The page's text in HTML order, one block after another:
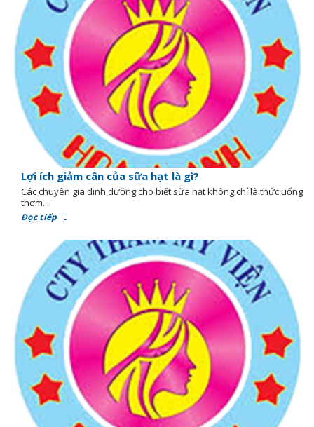
Lợi ích giảm cân của sữa hạt là gì?
Các chuyên gia dinh dưỡng cho biết sữa hạt không chỉ là thức uống
thơm...
Đọc tiếp